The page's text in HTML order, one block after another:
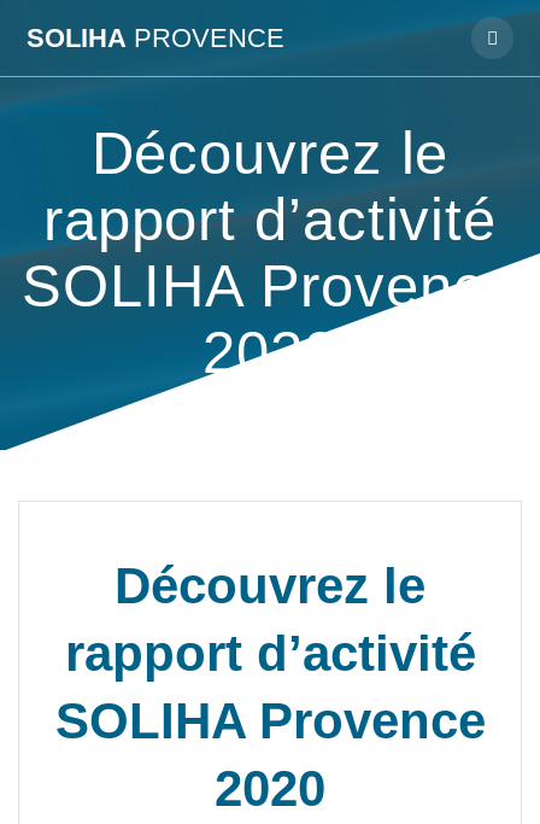
au
SOLIHA PROVENCE
Découvrez le
rapport d’activité
SOLIHA Provence
2020
Découvrez le
rapport d’activité
SOLIHA Provence
2020